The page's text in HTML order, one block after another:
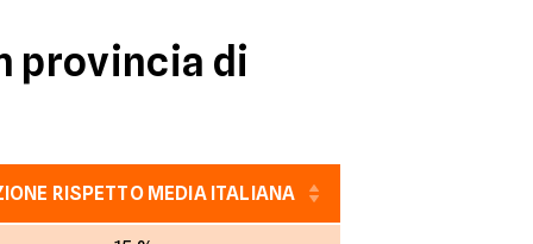
provincia di
RISPETTO MEDIA ITALIANA